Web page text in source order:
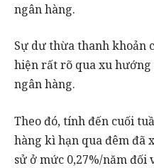
ngân hàng.
Sự dư thừa thanh khoản
hiện rất rõ qua xu hướng
ngân hàng.
Theo đó, tính đến cuối
hàng kì hạn qua đêm đã
sử ở mức 0,27%/năm đối